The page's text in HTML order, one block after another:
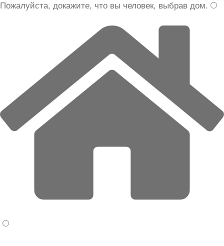
Пожалуйста, докажите, что вы человек, выбрав дом.